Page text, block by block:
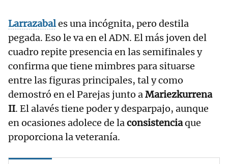
Larrazabales una incógnita, pero destila
pegada. Eso le va en el ADN. El más joven del
cuadro repite presencia en las semifinales y
confirma que tiene mimbres para situarse
entre las figuras principales, tal y como
demostró en el Parejas junto aMariezkurrena
II. El alavés tiene poder y desparpajo, aunque
en ocasiones adolece de laconsistenciaque
proporciona la veteranía.